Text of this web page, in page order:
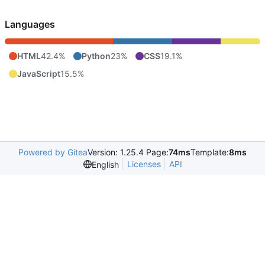
Languages
HTML42.4% Python23% CSS19.1%
JavaScript15.5%
Powered by GiteaVersion: 1.25.4 Page:74msTemplate:8ms
English
Licenses API